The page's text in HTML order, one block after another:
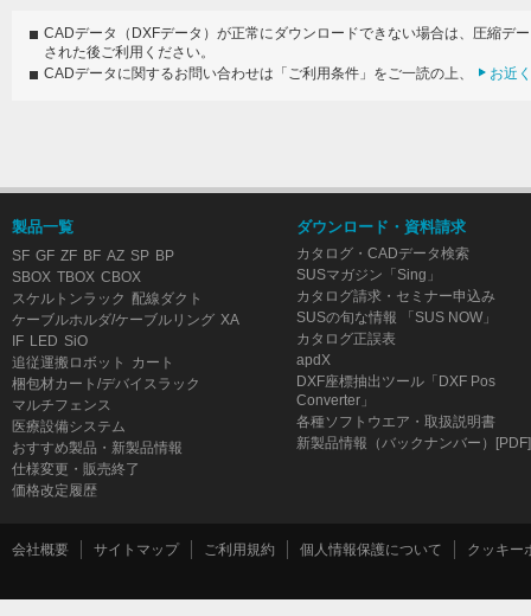
CADデータ（DXFデータ）が正常にダウンロードできない場合は、圧縮デ
された後ご利用ください。
CADデータに関するお問い合わせは「ご利用条件」をご一読の上、
お近
製品一覧
SF GF ZF BF AZ SP BP
SBOX TBOX CBOX
スケルトンラック 配線ダクト
ケーブルホルダ/ケーブルリング XA
IF LED SiO
追従運搬ロボット
カート
梱包材カート/デバイスラック
マルチフェンス
医療設備システム
おすすめ製品・新製品情報
仕様変更・販売終了
価格改定履歴
ダウンロード・資料請求
カタログ・CADデータ検索
SUSマガジン「Sing」
カタログ請求・セミナー申込み
SUSの旬な情報 「SUS NOW」
カタログ正誤表
apdX
DXF座標抽出ツール「DXF Pos
Converter」
各種ソフトウエア・取扱説明書
新製品情報（バックナンバー）[PDF]
会社概要 サイトマップ ご利用規約 個人情報保護について クッキー